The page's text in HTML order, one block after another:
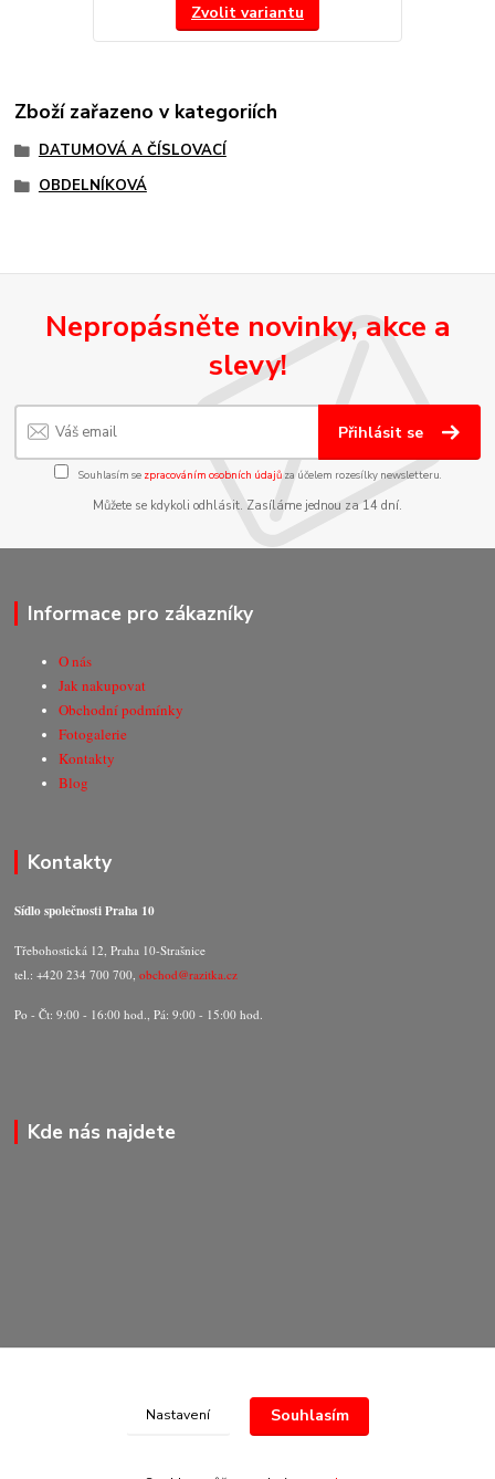
Zvolit variantu
Zboží zařazeno v kategoriích
DATUMOVÁ A ČÍSLOVACÍ
OBDELNÍKOVÁ
Nepropásněte novinky, akce a
slevy!
Přihlásit se
Souhlasím se zpracováním osobních údajůza účelem rozesílky newsletteru.
Můžete se kdykoli odhlásit. Zasíláme jednou za 14 dní.
Informace pro zákazníky
O nás
Jak nakupovat
Obchodní podmínky
Fotogalerie
Kontakty
Blog
Kontakty
Sídlo společnosti Praha 10
Třebohostická 12, Praha 10-Strašnice
tel.: +420 234 700 700,obchod@razitka.cz
Po - Čt: 9:00 - 16:00 hod., Pá: 9:00 - 15:00 hod.
Kde nás najdete
Nastavení Souhlasím